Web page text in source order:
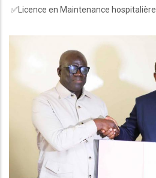
✅Licence en Maintenance hospitalière.